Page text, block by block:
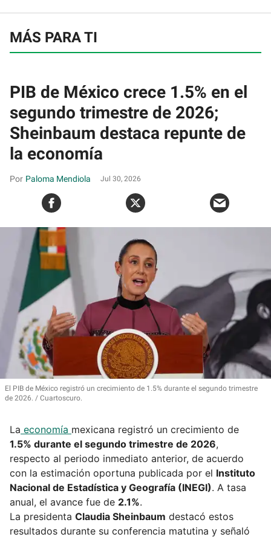
MÁS PARA TI
PIB de México crece 1.5% en el
segundo trimestre de 2026;
Sheinbaum destaca repunte de
la economía
Paloma Mendiola Jul 30, 2026
El PIB de México registró un crecimiento de 1.5% durante el segundo trimestre
de 2026.
Cuartoscuro.
La economía mexicana registró un crecimiento de
1.5% durante el segundo trimestre de 2026,
respecto al periodo inmediato anterior, de acuerdo
con la estimación oportuna publicada por el Instituto
Nacional de Estadística y Geografía (INEGI). A tasa
anual, el avance fue de 2.1%.
La presidenta Claudia Sheinbaum destacó estos
resultados durante su conferencia matutina y señaló